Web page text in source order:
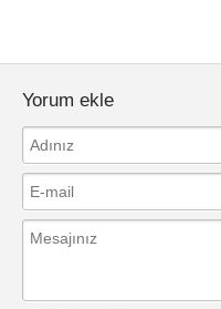
Yorum ekle